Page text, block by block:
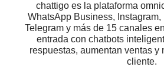
chattigo es la plataforma
WhatsApp Business,
Telegram y más de 15 canales
entrada con chatbots
respuestas, aumentan ventas y
cliente.